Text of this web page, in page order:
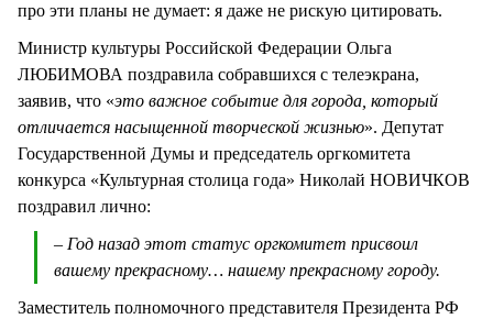
про эти планы не думает: я даже не рискую цитировать.
Министр культуры Российской Федерации Ольга
ЛЮБИМОВА поздравила собравшихся с телеэкрана,
заявив, что «это важное событие для города, который
отличается насыщенной творческой жизнью». Депутат
Государственной Думы и председатель оргкомитета
конкурса «Культурная столица года» Николай НОВИЧКОВ
поздравил лично:
– Год назад этот статус оргкомитет присвоил
вашему прекрасному… нашему прекрасному городу.
Заместитель полномочного представителя Президента РФ